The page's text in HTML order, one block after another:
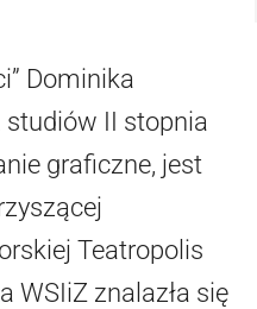
Dominika
II stopnia
graficzne, jest
Teatropolis
WSIiZ znalazła się